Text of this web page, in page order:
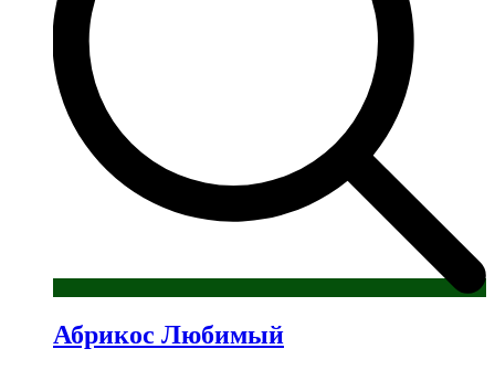
Абрикос Любимый